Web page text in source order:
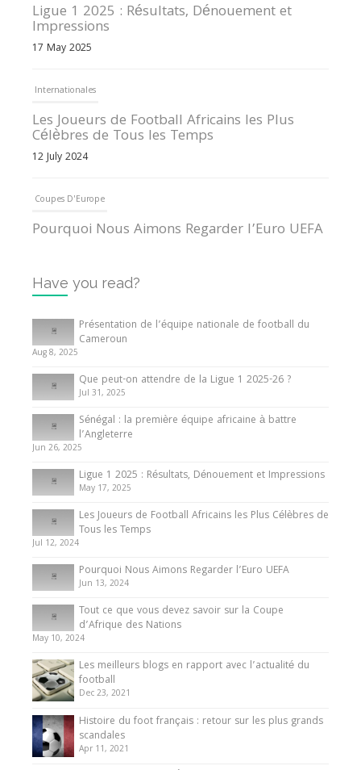
Ligue 1 2025 : Résultats, Dénouement et
Impressions
17 May 2025
Internationales
Les Joueurs de Football Africains les Plus
Célèbres de Tous les Temps
12 July 2024
Coupes D'Europe
Pourquoi Nous Aimons Regarder l’Euro UEFA
Internationales
Tout ce que vous devez savoir sur la Coupe
d’Afrique des Nations
10 May 2024
Internationales
Présentation de l’équipe nationale de football
du Cameroun
8 August 2025
Have you read?
Présentation de l’équipe nationale de football du
Cameroun
Aug 8, 2025
Que peut-on attendre de la Ligue 1 2025-26 ?
Jul 31, 2025
Sénégal : la première équipe africaine à battre
l’Angleterre
Jun 26, 2025
Ligue 1 2025 : Résultats, Dénouement et Impressions
May 17, 2025
Les Joueurs de Football Africains les Plus Célèbres de
Tous les Temps
Jul 12, 2024
Pourquoi Nous Aimons Regarder l’Euro UEFA
Jun 13, 2024
Tout ce que vous devez savoir sur la Coupe
d’Afrique des Nations
May 10, 2024
Les meilleurs blogs en rapport avec l’actualité du
football
Dec 23, 2021
Histoire du foot français : retour sur les plus grands
scandales
Apr 11, 2021